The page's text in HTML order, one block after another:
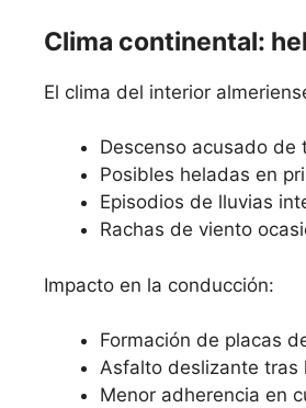
Clima continental:
El clima del interior
Descenso acusado de
Posibles heladas en
Episodios de lluvias
Rachas de viento
Impacto en la conducción:
Formación de placas
Asfalto deslizante tras
Menor adherencia en